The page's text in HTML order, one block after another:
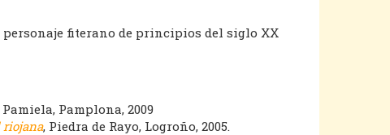
personaje fiterano de principios del siglo XX
Pamiela, Pamplona, 2009
riojana, Piedra de Rayo, Logroño, 2005.